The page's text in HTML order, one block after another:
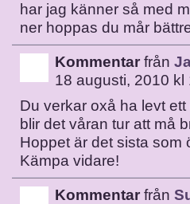
har jag känner så med
ner hoppas du mår
Kommentar från
18 augusti, 2010
Du verkar oxå ha levt
blir det våran tur att må
Hoppet är det sista
Kämpa vidare!
Kommentar från